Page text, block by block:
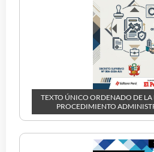
TEXTO ÚNICO ORDENADO DE LA
PROCEDIMIENTO